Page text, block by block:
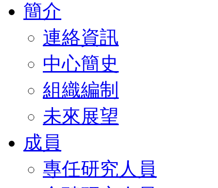
簡介
連絡資訊
中心簡史
組織編制
未來展望
成員
專任研究人員